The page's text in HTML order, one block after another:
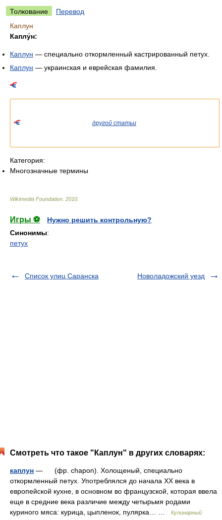
Толкование
Перевод
Каплун
Каплу́н:
Каплун — специально откормленный кастрированный петух.
Каплун — украинская и еврейская фамилия.
другой статьи
Категория:
Многозначные термины
Wikimedia Foundation 2010
Игры ⚽
Нужно решить контрольную?
Синонимы:
петух
Список улиц Саранска Новоладожский уезд
Смотреть что такое "Каплун" в других словарях:
каплун — (фр. chapon). Холощеный, специально
откормленный петух. Употреблялся до начала XX века в
европейской кухне, в основном во французской, которая ввела
еще в средние века различие между четырьмя родами
куриного мяса: курица, цыпленок, пулярка… …
Кулинарный